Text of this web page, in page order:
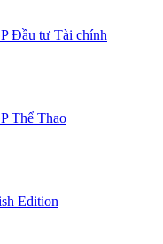
Đầu tư Tài chính
Thể Thao
Edition